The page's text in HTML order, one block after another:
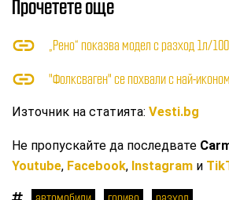
Прочетете още
„Рено“ показва модел с разход 1л/
"Фолксваген" се похвали с най-
Източник на статията:Vesti.bg
Не пропускайте да последвате
Youtube, Facebook, Instagram и